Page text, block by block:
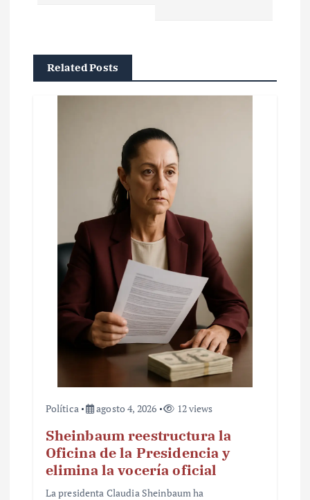
ó
Related Posts
Política agosto 4, 2026 12 views
Sheinbaum reestructura la
Oficina de la Presidencia y
elimina la vocería oficial
La presidenta Claudia Sheinbaum ha